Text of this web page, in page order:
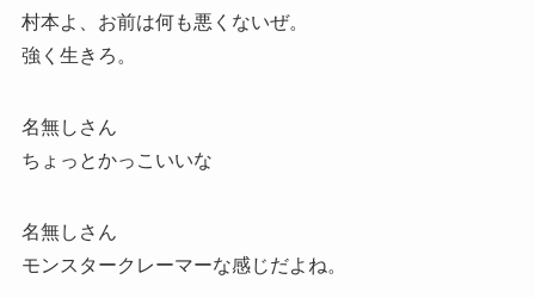
村本よ、お前は何も悪くないぜ。
強く生きろ。
名無しさん
ちょっとかっこいいな
名無しさん
モンスタークレーマーな感じだよね。